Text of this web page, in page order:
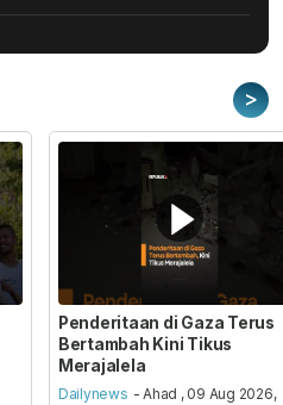
>
Penderitaan di Gaza Terus
Bertambah Kini Tikus
Merajalela
Dailynews - Ahad , 09 Aug 2026,